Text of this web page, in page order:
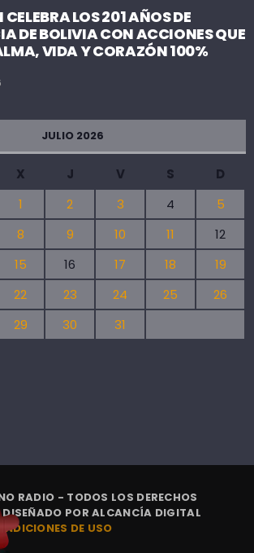
LOS 201 AÑOS DE
DE BOLIVIA CON ACCIONES QUE
VIDA Y CORAZÓN 100%
JULIO 2026
X J V S
D
1
2 3 4
5
8 9 10 11
12
15 16 17 18
19
22 23 24 25
26
29 30
31
RADIO - TODOS LOS DERECHOS
DISEÑADO PORALCANCÍA DIGITAL
DE USO